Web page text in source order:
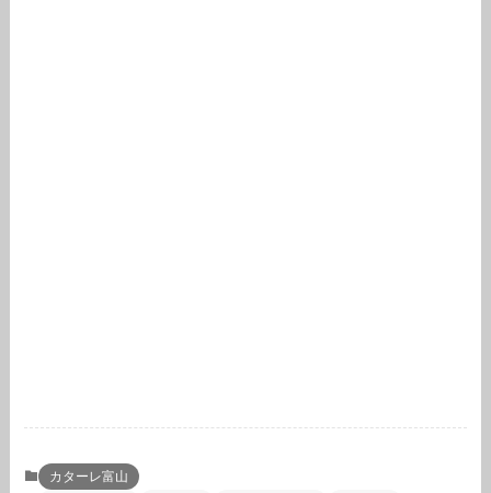
カターレ富山